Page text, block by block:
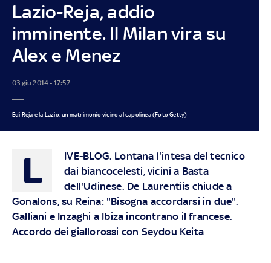
Lazio-Reja, addio
imminente. Il Milan vira su
Alex e Menez
03 giu 2014 - 17:57
Edi Reja e la Lazio, un matrimonio vicino al capolinea (Foto Getty)
L IVE-BLOG. Lontana l'intesa del tecnico
dai biancocelesti, vicini a Basta
dell'Udinese. De Laurentiis chiude a
Gonalons, su Reina: "Bisogna accordarsi in due".
Galliani e Inzaghi a Ibiza incontrano il francese.
Accordo dei giallorossi con Seydou Keita